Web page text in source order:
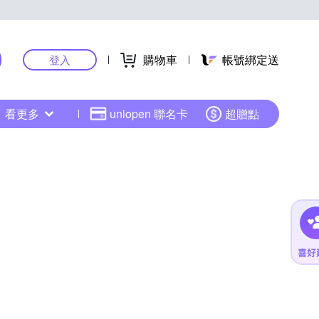
登入 購物車 帳號綁定送
看更多 uniopen 聯名卡 超贈點